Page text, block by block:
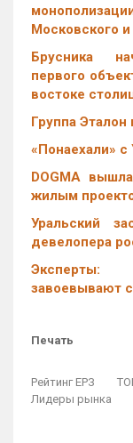
Московского
Брусника
первого
востоке
Группа
«Понаехали»
DOGMA
жилым
Уральский
девелопера
Эксперты:
завоевывают
Печать
Рейтинг ЕРЗ
Лидеры рынка